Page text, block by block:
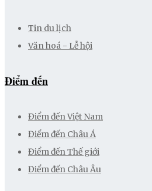
Tin du lịch
Văn hoá - Lễ hội
Điểm đến
Điểm đến Việt Nam
Điểm đến Châu Á
Điểm đến Thế giới
Điểm đến Châu Âu